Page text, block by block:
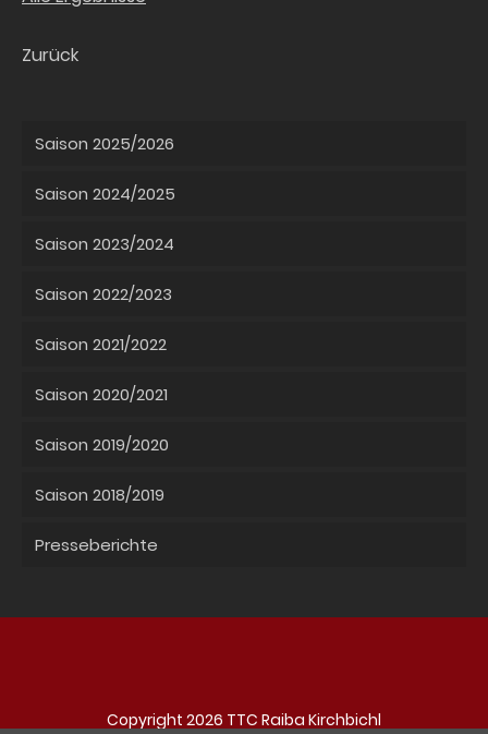
Zurück
Saison 2025/2026
Saison 2024/2025
Saison 2023/2024
Saison 2022/2023
Saison 2021/2022
Saison 2020/2021
Saison 2019/2020
Saison 2018/2019
Presseberichte
Copyright 2026 TTC Raiba Kirchbichl